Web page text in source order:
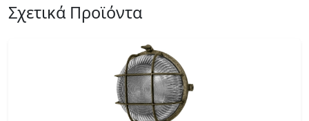
Σχετικά Προϊόντα